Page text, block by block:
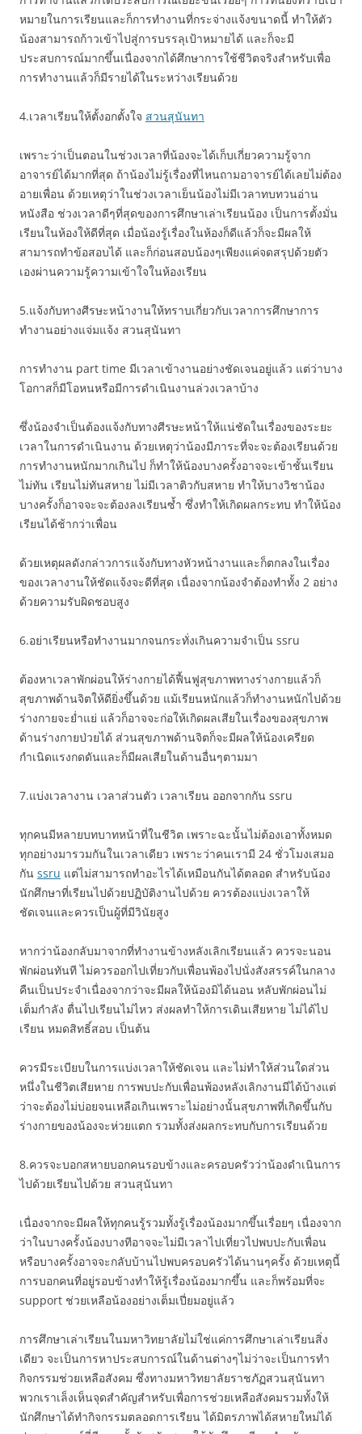
หมายในการเรียนและก็การทำงานที่กระจ่างแจ้งขนาดนี้ ทำให้ตัว
น้องสามารถก้าวเข้าไปสู่การบรรลุเป้าหมายได้ และก็จะมี
ประสบการณ์มากขึ้นเนื่องจากได้ศึกษาการใช้ชีวิตจริงสำหรับเพื่อ
การทำงานแล้วก็มีรายได้ในระหว่างเรียนด้วย
4.เวลาเรียนให้ตั้งอกตั้งใจ สวนสุนันทา
เพราะว่าเป็นตอนในช่วงเวลาที่น้องจะได้เก็บเกี่ยวความรู้จาก
อาจารย์ได้มากที่สุด ถ้าน้องไม่รู้เรื่องที่ไหนถามอาจารย์ได้เลยไม่ต้อง
อายเพื่อน ด้วยเหตุว่าในช่วงเวลาเย็นน้องไม่มีเวลาทบทวนอ่าน
หนังสือ ช่วงเวลาดีๆที่สุดของการศึกษาเล่าเรียนน้อง เป็นการตั้งมั่น
เรียนในห้องให้ดีที่สุด เมื่อน้องรู้เรื่องในห้องก็ดีแล้วก็จะมีผลให้
สามารถทำข้อสอบได้ และก็ก่อนสอบน้องๆเพียงแค่จดสรุปด้วยตัว
เองผ่านความรู้ความเข้าใจในห้องเรียน
5.แจ้งกับทางศีรษะหน้างานให้ทราบเกี่ยวกับเวลาการศึกษาการ
ทำงานอย่างแจ่มแจ้ง สวนสุนันทา
การทำงาน part time มีเวลาเข้างานอย่างชัดเจนอยู่แล้ว แต่ว่าบาง
โอกาสก็มีโอหนหรือมีการดำเนินงานล่วงเวลาบ้าง
ซึ่งน้องจำเป็นต้องแจ้งกับทางศีรษะหน้าให้แน่ชัดในเรื่องของระยะ
เวลาในการดำเนินงาน ด้วยเหตุว่าน้องมีภาระที่จะจะต้องเรียนด้วย
การทำงานหนักมากเกินไป ก็ทำให้น้องบางครั้งอาจจะเข้าชั้นเรียน
ไม่ทัน เรียนไม่ทันสหาย ไม่มีเวลาติวกับสหาย ทำให้บางวิชาน้อง
บางครั้งก็อาจจะจะต้องลงเรียนซ้ำ ซึ่งทำให้เกิดผลกระทบ ทำให้น้อง
เรียนได้ช้ากว่าเพื่อน
ด้วยเหตุผลดังกล่าวการแจ้งกับทางหัวหน้างานและก็ตกลงในเรื่อง
ของเวลางานให้ชัดแจ้งจะดีที่สุด เนื่องจากน้องจำต้องทำทั้ง 2 อย่าง
ด้วยความรับผิดชอบสูง
6.อย่าเรียนหรือทำงานมากจนกระทั่งเกินความจำเป็น ssru
ต้องหาเวลาพักผ่อนให้ร่างกายได้ฟื้นฟูสุขภาพทางร่างกายแล้วก็
สุขภาพด้านจิตให้ดียิ่งขึ้นด้วย แม้เรียนหนักแล้วก็ทำงานหนักไปด้วย
ร่างกายจะย่ำแย่ แล้วก็อาจจะก่อให้เกิดผลเสียในเรื่องของสุขภาพ
ด้านร่างกายป่วยได้ ส่วนสุขภาพด้านจิตก็จะมีผลให้น้องเครียด
กำเนิดแรงกดดันและก็มีผลเสียในด้านอื่นๆตามมา
7.แบ่งเวลางาน เวลาส่วนตัว เวลาเรียน ออกจากกัน ssru
ทุกคนมีหลายบทบาทหน้าที่ในชีวิต เพราะฉะนั้นไม่ต้องเอาทั้งหมด
ทุกอย่างมารวมกันในเวลาเดียว เพราะว่าคนเรามี 24 ชั่วโมงเสมอ
กัน ssru แต่ไม่สามารถทำอะไรได้เหมือนกันได้ตลอด สำหรับน้อง
นักศึกษาที่เรียนไปด้วยปฏิบัติงานไปด้วย ควรต้องแบ่งเวลาให้
ชัดเจนและควรเป็นผู้ที่มีวินัยสูง
หากว่าน้องกลับมาจากที่ทำงานข้างหลังเลิกเรียนแล้ว ควรจะนอน
พักผ่อนทันที ไม่ควรออกไปเที่ยวกับเพื่อนพ้องไปนั่งสังสรรค์ในกลาง
คืนเป็นประจำเนื่องจากว่าจะมีผลให้น้องมิได้นอน หลับพักผ่อนไม่
เต็มกำลัง ตื่นไปเรียนไม่ไหว ส่งผลทำให้การเดินเสียหาย ไม่ได้ไป
เรียน หมดสิทธิ์สอบ เป็นต้น
ควรมีระเบียบในการแบ่งเวลาให้ชัดเจน และไม่ทำให้ส่วนใดส่วน
หนึ่งในชีวิตเสียหาย การพบปะกับเพื่อนพ้องหลังเลิกงานมีได้บ้างแต่
ว่าจะต้องไม่บ่อยจนเหลือเกินเพราะไม่อย่างนั้นสุขภาพที่เกิดขึ้นกับ
ร่างกายของน้องจะห่วยแตก รวมทั้งส่งผลกระทบกับการเรียนด้วย
8.ควรจะบอกสหายบอกคนรอบข้างและครอบครัวว่าน้องดำเนินการ
ไปด้วยเรียนไปด้วย สวนสุนันทา
เนื่องจากจะมีผลให้ทุกคนรู้รวมทั้งรู้เรื่องน้องมากขึ้นเรื่อยๆ เนื่องจาก
ว่าในบางครั้งน้องบางทีอาจจะไม่มีเวลาไปเที่ยวไปพบปะกับเพื่อน
หรือบางครั้งอาจจะกลับบ้านไปพบครอบครัวได้นานๆครั้ง ด้วยเหตุนี้
การบอกคนที่อยู่รอบข้างทำให้รู้เรื่องน้องมากขึ้น และก็พร้อมที่จะ
support ช่วยเหลือน้องอย่างเต็มเปี่ยมอยู่แล้ว
การศึกษาเล่าเรียนในมหาวิทยาลัยไม่ใช่แค่การศึกษาเล่าเรียนสิ่ง
เดียว จะเป็นการหาประสบการณ์ในด้านต่างๆไม่ว่าจะเป็นการทำ
กิจกรรมช่วยเหลือสังคม ซึ่งทางมหาวิทยาลัยราชภัฏสวนสุนันทา
พวกเราเล็งเห็นจุดสำคัญสำหรับเพื่อการช่วยเหลือสังคมรวมทั้งให้
นักศึกษาได้ทำกิจกรรมตลอดการเรียน ได้มิตรภาพได้สหายใหม่ได้